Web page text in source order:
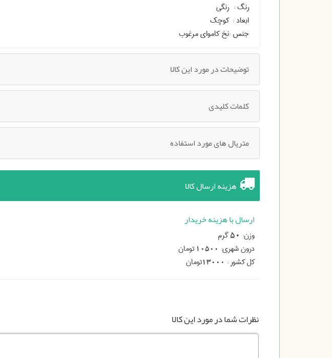
رنگ : رنگی
ابعاد : کوچک
جنس :نخ کاموای مرغوب
توضیحات در مورد این کالا
کلمات کلیدی
متریال های مورد استفاده
هزینه ارسال کالا
ارسال با هزینه خریدار
وزن:
گرم
درون شهری: 10500 تومان
کل کشور : 13000تومان
نظرات شما در مورد این کالا